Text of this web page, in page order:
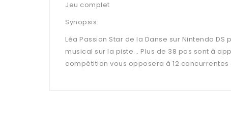
Jeu complet
Synopsis:
Léa Passion Star de la Danse sur Nintendo
musical sur la piste... Plus de 38 pas sont à
compétition vous opposera à 12